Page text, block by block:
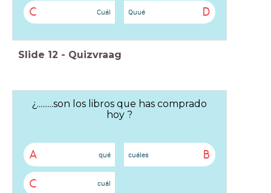
C Cuál D
Quué
Slide 12 - Quizvraag
¿.........son los libros que has comprado
hoy ?
A qué B
cuáles
C cuál